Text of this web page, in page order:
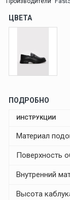
ЦВЕТА
ПОДРОБНО
ИНСТРУКЦИИ
Материал
Поверхность
Внутренний
Высота